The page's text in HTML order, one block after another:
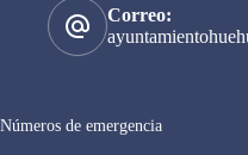
Correo:
Números de emergencia